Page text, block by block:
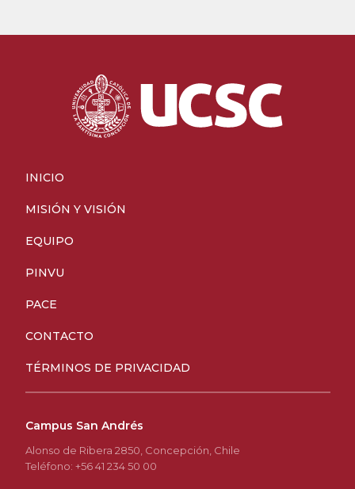
INICIO
MISIÓN Y VISIÓN
EQUIPO
PINVU
PACE
CONTACTO
TÉRMINOS DE PRIVACIDAD
Campus San Andrés
Alonso de Ribera 2850, Concepción, Chile
Teléfono: +56 41 234 50 00